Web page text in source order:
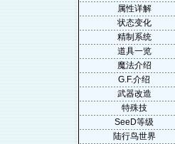
属性详解
状态变化
精制系统
道具一览
魔法介绍
G.F.介绍
武器改造
特殊技
SeeD等级
陆行鸟世界